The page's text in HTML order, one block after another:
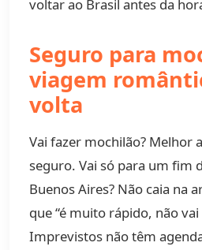
voltar ao Brasil antes da
Seguro para
viagem
volta
Vai fazer mochilão? Melhor
seguro. Vai só para um fim
Buenos Aires? Não caia na
que “é muito rápido, não
Imprevistos não têm